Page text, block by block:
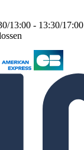
13:00 - 13:30/17:00